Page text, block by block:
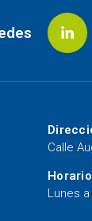
Calle
Lunes